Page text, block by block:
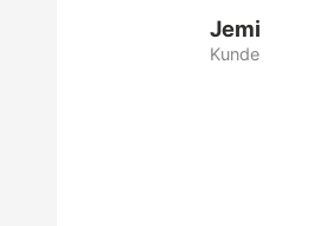
Jemi
Kunde